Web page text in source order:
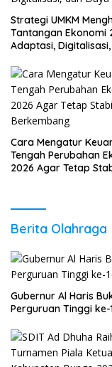
Strategi UMKM
Tantangan Ekonomi
Adaptasi,
Cara Mengatur
Tengah Perubahan
2026 Agar Tetap
Berita Olahraga
Gubernur Al Haris
Perguruan Tinggi